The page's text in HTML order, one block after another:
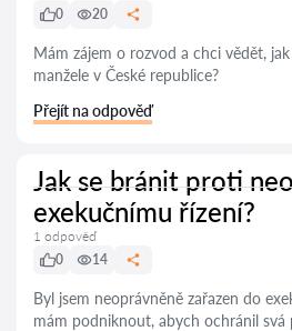
0
20
Mám zájem o rozvod a chci vědět,
manžele v České republice?
Přejít na odpověď
Jak se bránit proti
exekučnímu řízení?
1 odpověď
0
14
Byl jsem neoprávněně zařazen do
mám podniknout, abych ochránil svá